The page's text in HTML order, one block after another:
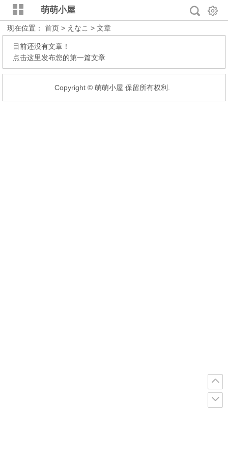
萌萌小屋
现在位置：首页 > えなこ > 文章
目前还没有文章！
点击这里发布您的第一篇文章
Copyright © 萌萌小屋 保留所有权利.